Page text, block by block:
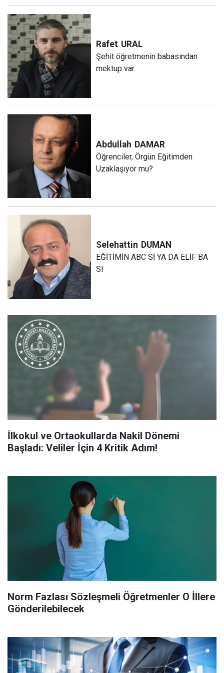
Rafet URAL
Şehit öğretmenin babasından
mektup var
Abdullah DAMAR
Öğrenciler, Örgün Eğitimden
Uzaklaşıyor mu?
Selehattin DUMAN
EĞİTİMİN ABC Sİ YA DA ELİF BA
SI
İlkokul ve Ortaokullarda Nakil Dönemi
Başladı: Veliler İçin 4 Kritik Adım!
Norm Fazlası Sözleşmeli Öğretmenler O İllere
Gönderilebilecek